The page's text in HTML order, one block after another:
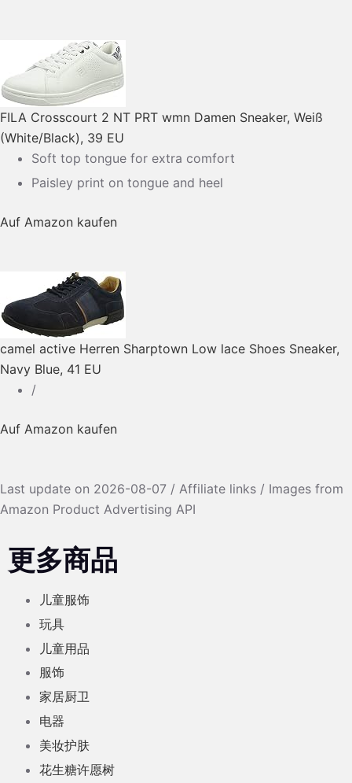
FILA Crosscourt 2 NT PRT wmn Damen Sneaker, Weiß
(White/Black), 39 EU
Soft top tongue for extra comfort
Paisley print on tongue and heel
Auf Amazon kaufen
camel active Herren Sharptown Low lace Shoes Sneaker,
Navy Blue, 41 EU
/
Auf Amazon kaufen
Last update on 2026-08-07 / Affiliate links / Images from
Amazon Product Advertising API
更多商品
儿童服饰
玩具
儿童用品
服饰
家居厨卫
电器
美妆护肤
花生糖许愿树